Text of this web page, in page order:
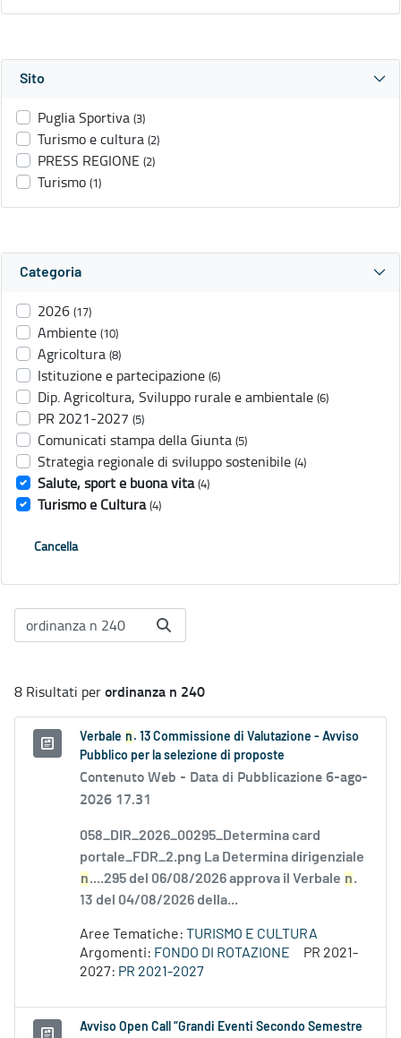
Sito
Puglia Sportiva (3)
Turismo e cultura (2)
PRESS REGIONE (2)
Turismo (1)
Categoria
2026 (17)
Ambiente (10)
Agricoltura (8)
Istituzione e partecipazione (6)
Dip. Agricoltura, Sviluppo rurale e ambientale (6)
PR 2021-2027 (5)
Comunicati stampa della Giunta (5)
Strategia regionale di sviluppo sostenibile (4)
Salute, sport e buona vita (4)
Turismo e Cultura (4)
Cancella
8 Risultati perordinanza n 240
Verbale n . 13 Commissione di Valutazione - Avviso
Pubblico per la selezione di proposte
Contenuto Web - Data di Pubblicazione 6-ago-
2026 17.31
058_DIR_2026_00295_Determina card
portale_FDR_2.png La Determina dirigenziale
n....295 del 06/08/2026 approva il Verbale n.
13 del 04/08/2026 della...
Aree Tematiche: TURISMO E CULTURA
Argomenti: FONDO DI ROTAZIONE
PR 2021-
2027: PR 2021-2027
Avviso Open Call “Grandi Eventi Secondo Semestre